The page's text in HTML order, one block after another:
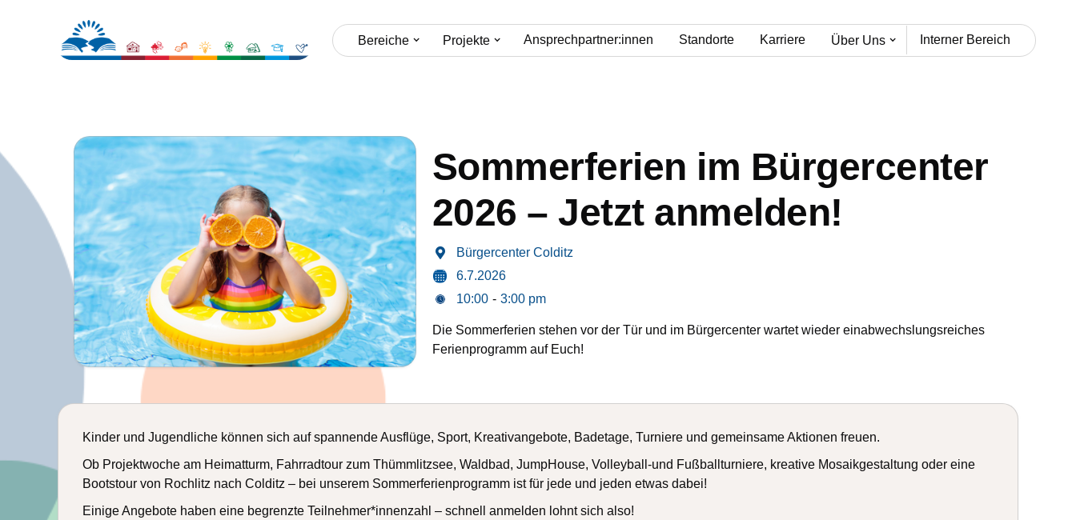
Bereiche Projekte Ansprechpartner:innen Standorte Karriere Über Uns Interner Bereich
Sommerferien im Bürgercenter
2026 – Jetzt anmelden!

Bürgercenter Colditz
6.7.2026
10:00 - 3:00 pm
Die Sommerferien stehen vor der Tür und im Bürgercenter wartet wieder einabwechslungsreiches
Ferienprogramm auf Euch!
Kinder und Jugendliche können sich auf spannende Ausflüge, Sport, Kreativangebote, Badetage, Turniere und gemeinsame Aktionen freuen.
Ob Projektwoche am Heimatturm, Fahrradtour zum Thümmlitzsee, Waldbad, JumpHouse, Volleyball-und Fußballturniere, kreative Mosaikgestaltung oder eine
Bootstour von Rochlitz nach Colditz – bei unserem Sommerferienprogramm ist für jede und jeden etwas dabei!
Einige Angebote haben eine begrenzte Teilnehmer*innenzahl – schnell anmelden lohnt sich also!